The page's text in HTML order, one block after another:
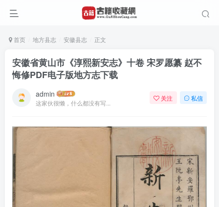
首页 地方县志 安徽县志 正文
安徽省黄山市《淳熙新安志》十卷 宋罗愿纂 赵不
悔修PDF电子版地方志下载
admin
这家伙很懒，什么都没有写...
关注 私信